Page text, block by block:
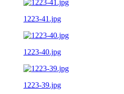
1223-41.jpg
1223-40.jpg
1223-39.jpg